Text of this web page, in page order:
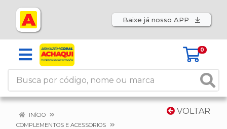
Baixe já nosso APP
0
VOLTAR
INÍCIO
COMPLEMENTOS E ACESSORIOS